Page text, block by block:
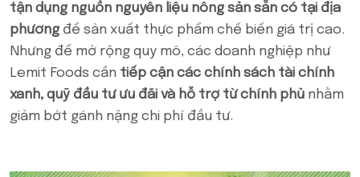
tận dụng nguồn nguyên liệu nông sản sẵn có tại địa
phương để sản xuất thực phẩm chế biến giá trị cao.
Nhưng để mở rộng quy mô, các doanh nghiệp như
Lemit Foods cần tiếp cận các chính sách tài chính
xanh, quỹ đầu tư ưu đãi và hỗ trợ từ chính phủ nhằm
giảm bớt gánh nặng chi phí đầu tư.